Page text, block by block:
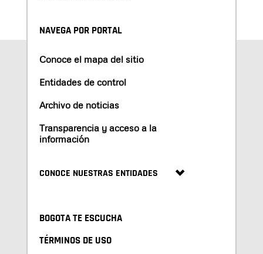
NAVEGA POR PORTAL
Conoce el mapa del sitio
Entidades de control
Archivo de noticias
Transparencia y acceso a la
información
CONOCE NUESTRAS ENTIDADES
BOGOTA TE ESCUCHA
TÉRMINOS DE USO